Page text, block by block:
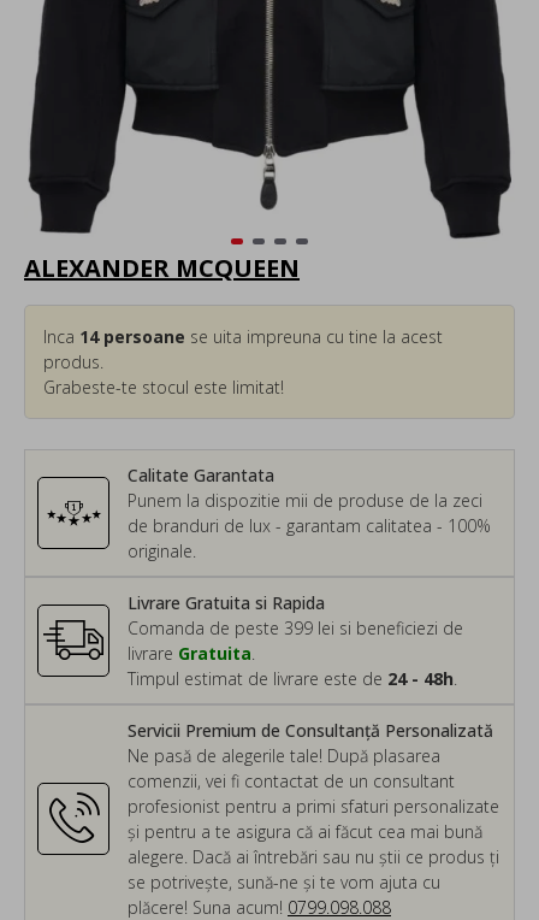
ALEXANDER MCQUEEN
Calitate Garantata
Punem la dispozitie mii de produse de la zeci
de branduri de lux - garantam calitatea - 100%
originale.
Inca 14persoane se uita impreuna cu tine la acest
produs.
Grabeste-te stocul este limitat!
Servicii Premium de Consultanță Personalizată
Ne pasă de alegerile tale! După plasarea
comenzii, vei fi contactat de un consultant
profesionist pentru a primi sfaturi personalizate
și pentru a te asigura că ai făcut cea mai bună
alegere. Dacă ai întrebări sau nu știi ce produs ți
se potrivește, sună-ne și te vom ajuta cu
plăcere! Suna acum! 0799.098.088
Livrare Gratuita si Rapida
Comanda de peste 399 lei si beneficiezi de
livrare Gratuita
Timpul estimat de livrare este de 24 - 48h